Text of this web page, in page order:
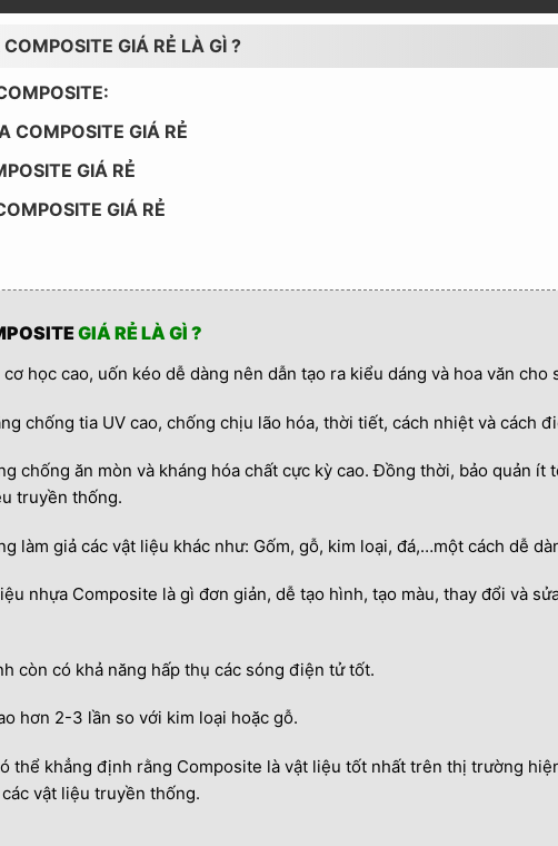
GIÁ RẺ LÀ GÌ ?
COMPOSITE GIÁ RẺ
GIÁ RẺ
GIÁ RẺ
GIÁ RẺ LÀ GÌ ?
học cao, uốn kéo dễ dàng nên dẫn tạo ra kiểu dáng và hoa văn cho
chống tia UV cao, chống chịu lão hóa, thời tiết, cách nhiệt và cách
chống ăn mòn và kháng hóa chất cực kỳ cao. Đồng thời, bảo quản
truyền thống.
làm giả các vật liệu khác như: Gốm, gỗ, kim loại, đá,…một cách dễ
nhựa Composite là gì đơn giản, dễ tạo hình, tạo màu, thay đổi và
còn có khả năng hấp thụ các sóng điện tử tốt.
hơn 2-3 lần so với kim loại hoặc gỗ.
thể khẳng định rằng Composite là vật liệu tốt nhất trên thị trường
vật liệu truyền thống.